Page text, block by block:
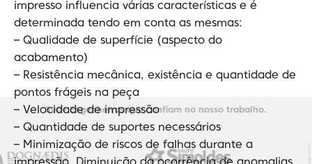
impresso influencia várias características e é
determinada tendo em conta as mesmas:
– Qualidade de superfície (aspecto do
acabamento)
– Resistência mecânica, existência e quantidade de
pontos frágeis na peça
– Velocidade de impressão
– Quantidade de suportes necessários
– Minimização de riscos de falhas durante a
500+ Engenheiros que confiam no nosso trabalho.